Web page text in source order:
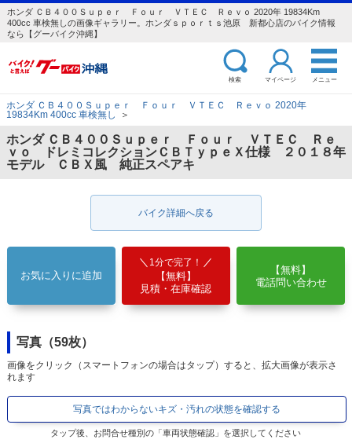
ホンダ ＣＢ４００Ｓｕｐｅｒ Ｆｏｕｒ ＶＴＥＣ Ｒｅｖｏ 2020年 19834Km
400cc 車検無しの画像ギャラリー。ホンダｓｐｏｒｔｓ池原 新都心店のバイク情報
なら【グーバイク沖縄】
検索 マイページ メニュー
ホンダ ＣＢ４００Ｓｕｐｅｒ Ｆｏｕｒ ＶＴＥＣ Ｒｅｖｏ 2020年
19834Km 400cc 車検無し
＞
ホンダ ＣＢ４００Ｓｕｐｅｒ Ｆｏｕｒ ＶＴＥＣ Ｒｅ
ｖｏ ドレミコレクションＣＢＴｙｐｅＸ仕様 ２０１８年
モデル ＣＢＸ風 純正スペアキ
バイク詳細へ戻る
お気に入りに追加
1分で完了！
【無料】
見積・在庫確認
【無料】
電話問い合わせ
写真（59枚）
画像をクリック（スマートフォンの場合はタップ）すると、拡大画像が表示さ
れます
写真ではわからないキズ・汚れの状態を確認する
タップ後、お問合せ種別の「車両状態確認」を選択してください